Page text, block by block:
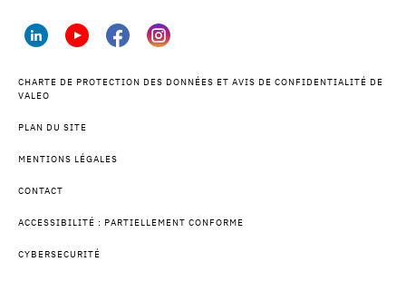
CHARTE DE PROTECTION DES DONNÉES ET AVIS DE CONFIDENTIALITÉ DE
VALEO
PLAN DU SITE
MENTIONS LÉGALES
CONTACT
ACCESSIBILITÉ : PARTIELLEMENT CONFORME
CYBERSECURITÉ